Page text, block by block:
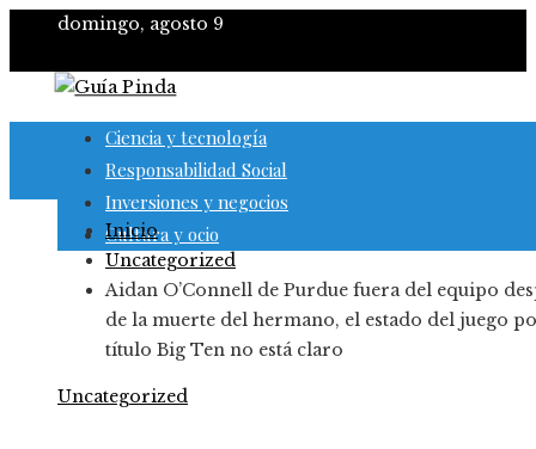
domingo, agosto 9
Ciencia y tecnología
Responsabilidad Social
Inversiones y negocios
Cultura y ocio
Inicio
Uncategorized
Aidan O’Connell de Purdue fuera del equipo
de la muerte del hermano, el estado del juego
título Big Ten no está claro
Uncategorized